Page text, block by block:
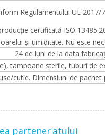
Regulamentului UE 2017/
certificată ISO
și umiditate. Nu este
24 de luni de la data
tampoane sterile, tuburi de
cutie. Dimensiuni de
parteneriatului